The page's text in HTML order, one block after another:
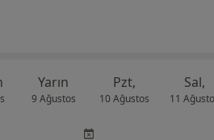
Yarın
9 Ağustos
Pzt,
10 Ağustos
Sal,
11